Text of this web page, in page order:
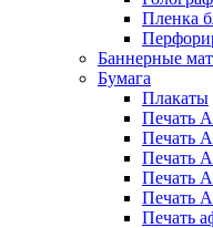
Пленка
Баннерные
Бумага
Плакаты
Печать
Печать
Печать
Печать
Печать
Печать